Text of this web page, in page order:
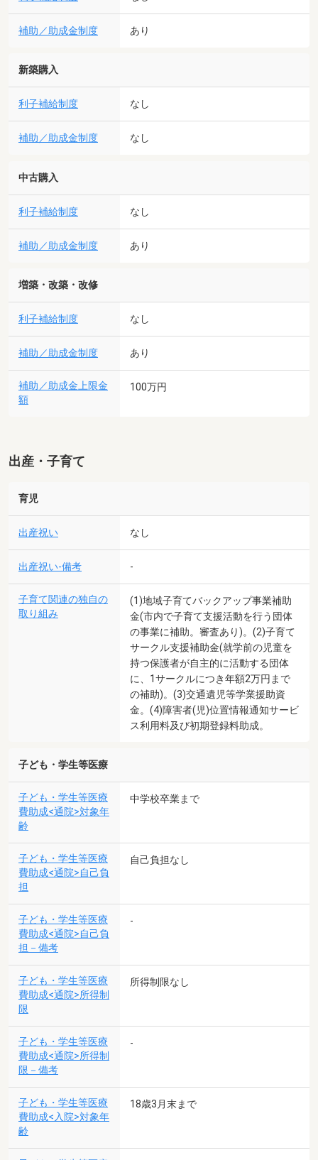
補助／助成金制度 あり
新築購入
利子補給制度 なし
補助／助成金制度 なし
中古購入
利子補給制度 なし
補助／助成金制度 あり
増築・改築・改修
利子補給制度 なし
補助／助成金制度 あり
補助／助成金上限金
額
100万円
出産・子育て
育児
出産祝い なし
出産祝い-備考 -
子育て関連の独自の
取り組み
(1)地域子育てバックアップ事業補助
金(市内で子育て支援活動を行う団体
の事業に補助。審査あり)。(2)子育て
サークル支援補助金(就学前の児童を
持つ保護者が自主的に活動する団体
に、1サークルにつき年額2万円まで
の補助)。(3)交通遺児等学業援助資
金。(4)障害者(児)位置情報通知サービ
ス利用料及び初期登録料助成。
子ども・学生等医療
子ども・学生等医療
費助成<通院>対象年
齢
中学校卒業まで
子ども・学生等医療
費助成<通院>自己負
担
自己負担なし
子ども・学生等医療
費助成<通院>自己負
担－備考
-
子ども・学生等医療
費助成<通院>所得制
限
所得制限なし
子ども・学生等医療
費助成<通院>所得制
限－備考
-
子ども・学生等医療
費助成<入院>対象年
齢
18歳3月末まで